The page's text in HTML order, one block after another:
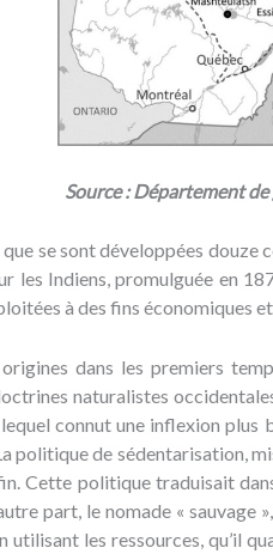
Source : Département
se sont développées
les Indiens, promulguée en
à des fins économiques
dans les premiers
naturalistes
connut une inflexion
politique de sédentarisation,
Cette politique traduisait
part, le nomade «
utilisant les ressources, qu’il